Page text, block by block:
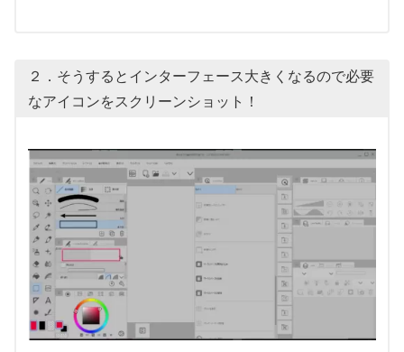
２．そうするとインターフェース大きくなるので必要
なアイコンをスクリーンショット！